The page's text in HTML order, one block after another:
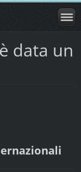
data un